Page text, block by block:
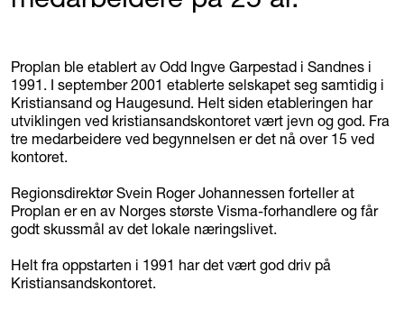
Proplan ble etablert av Odd Ingve Garpestad i Sandnes i
1991. I september 2001 etablerte selskapet seg samtidig i
Kristiansand og Haugesund. Helt siden etableringen har
utviklingen ved kristiansandskontoret vært jevn og god. Fra
tre medarbeidere ved begynnelsen er det nå over 15 ved
kontoret.
Regionsdirektør Svein Roger Johannessen forteller at
Proplan er en av Norges største Visma-forhandlere og får
godt skussmål av det lokale næringslivet.
Helt fra oppstarten i 1991 har det vært god driv på
Kristiansandskontoret.